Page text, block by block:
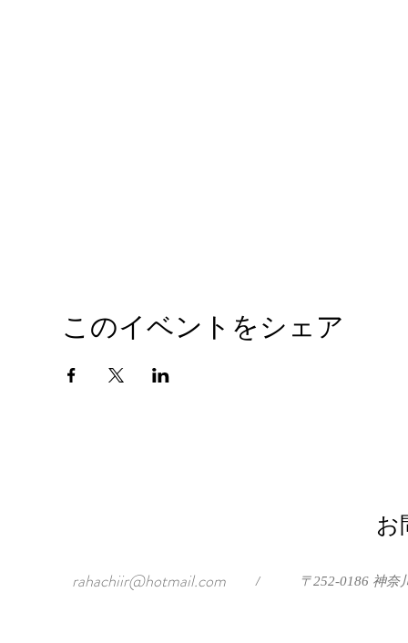
このイベントをシェア
お
rahachiir@hotmail.com / 〒252-0186 神奈